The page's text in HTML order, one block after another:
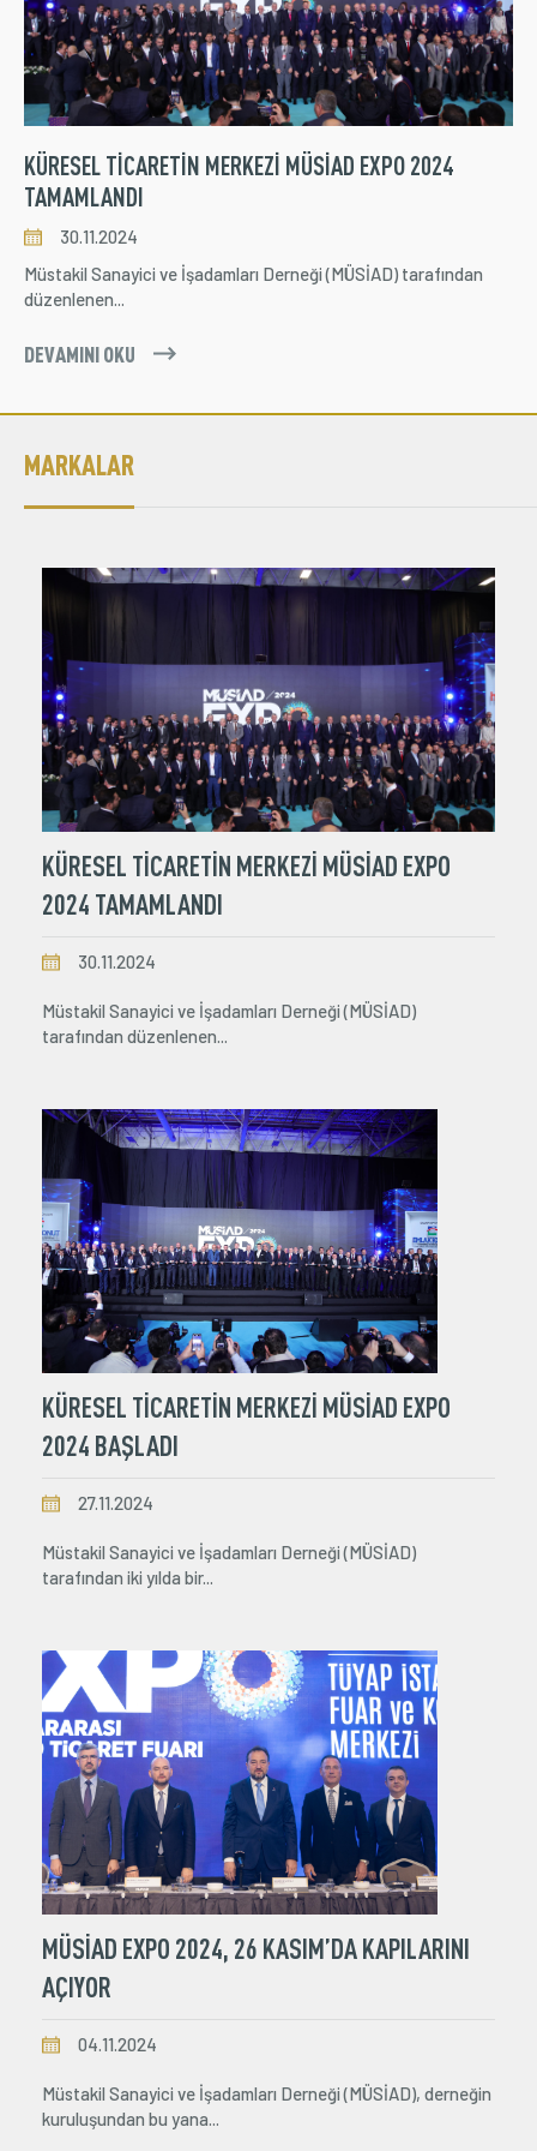
Üyelik
E-İşlemler
KÜRESEL TİCARETİN MERKEZİ MÜSİAD EXPO 2024
BAŞLADI
MARKALAR
KÜRESEL TİCARETİN MERKEZİ MÜSİAD EXPO
2024 TAMAMLANDI
30.11.2024
Müstakil Sanayici ve İşadamları Derneği (MÜSİAD)
tarafından düzenlenen...
KÜRESEL TİCARETİN MERKEZİ MÜSİAD EXPO
2024 BAŞLADI
27.11.2024
Müstakil Sanayici ve İşadamları Derneği (MÜSİAD)
tarafından iki yılda bir...
MÜSİAD EXPO 2024, 26 KASIM’DA KAPILARINI
AÇIYOR
04.11.2024
Müstakil Sanayici ve İşadamları Derneği (MÜSİAD), derneğin
kuruluşundan bu yana...